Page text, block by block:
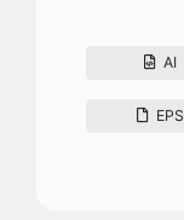
AI
EPS